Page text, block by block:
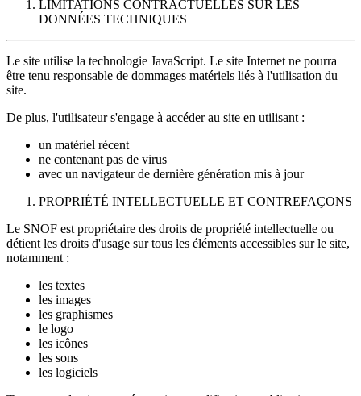
LIMITATIONS CONTRACTUELLES SUR LES
DONNÉES TECHNIQUES
Le site utilise la technologie JavaScript. Le site Internet ne pourra
être tenu responsable de dommages matériels liés à l'utilisation du
site.
De plus, l'utilisateur s'engage à accéder au site en utilisant :
un matériel récent
ne contenant pas de virus
avec un navigateur de dernière génération mis à jour
PROPRIÉTÉ INTELLECTUELLE ET CONTREFAÇONS
Le SNOF est propriétaire des droits de propriété intellectuelle ou
détient les droits d'usage sur tous les éléments accessibles sur le site,
notamment :
les textes
les images
les graphismes
le logo
les icônes
les sons
les logiciels